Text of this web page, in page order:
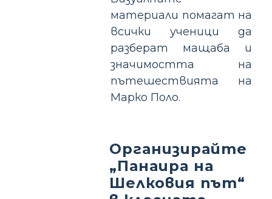
материали помагат на
всички ученици да
разберат мащаба и
значимостта на
пътешествията на
Марко Поло.
Организирайте
„Панаира на
Шелковия път“